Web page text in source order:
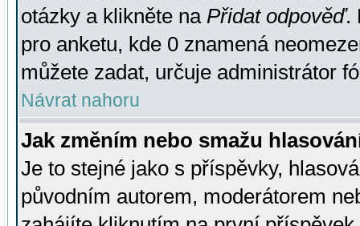
otázky a klikněte na Přidat odpověď.
pro anketu, kde 0 znamená
můžete zadat, určuje administrátor
Návrat nahoru
Jak změním nebo smažu
Je to stejné jako s příspěvky,
původním autorem, moderátorem